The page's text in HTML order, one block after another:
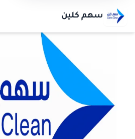
سهم كلين